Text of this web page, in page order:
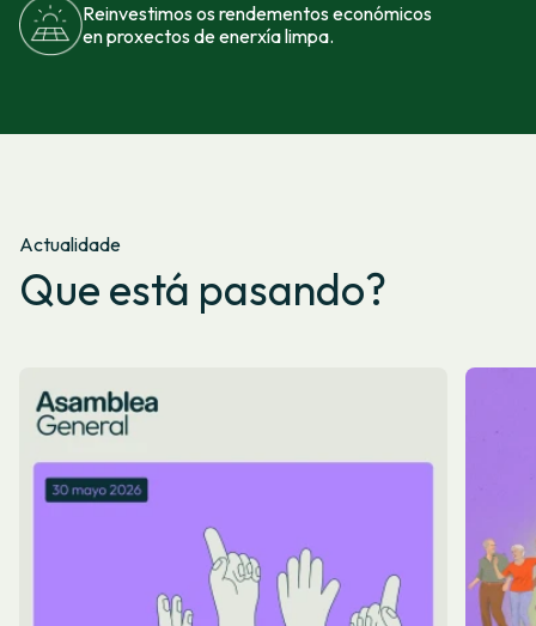
Reinvestimos os rendementos económicos
en proxectos de enerxía limpa.
Actualidade
Que está pasando?